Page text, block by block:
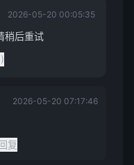
2026-05-20 00:05:35
稍后重试
2026-05-20 07:17:46
复